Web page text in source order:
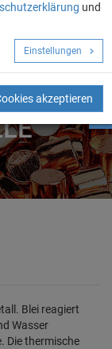
Angebot anfordern!
Blei reagiert
Wasser
Die thermische
und
Einstellungen
akzeptieren